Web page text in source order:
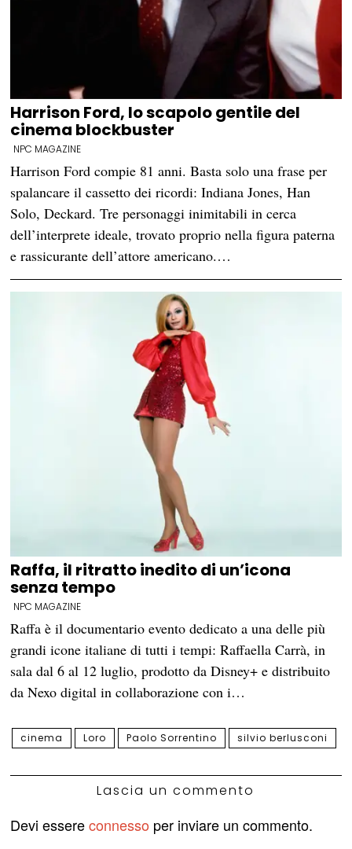
Harrison Ford, lo scapolo gentile del
cinema blockbuster
NPC MAGAZINE
Harrison Ford compie 81 anni. Basta solo una frase per
spalancare il cassetto dei ricordi: Indiana Jones, Han
Solo, Deckard. Tre personaggi inimitabili in cerca
dell’interprete ideale, trovato proprio nella figura paterna
e rassicurante dell’attore americano.…
Raffa, il ritratto inedito di un’icona
senza tempo
NPC MAGAZINE
Raffa è il documentario evento dedicato a una delle più
grandi icone italiane di tutti i tempi: Raffaella Carrà, in
sala dal 6 al 12 luglio, prodotto da Disney+ e distribuito
da Nexo digital in collaborazione con i…
cinema Loro Paolo Sorrentino silvio berlusconi
Lascia un commento
Devi essereconnesso per inviare un commento.